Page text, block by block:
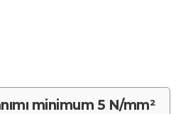
minimum 5 N/mm²